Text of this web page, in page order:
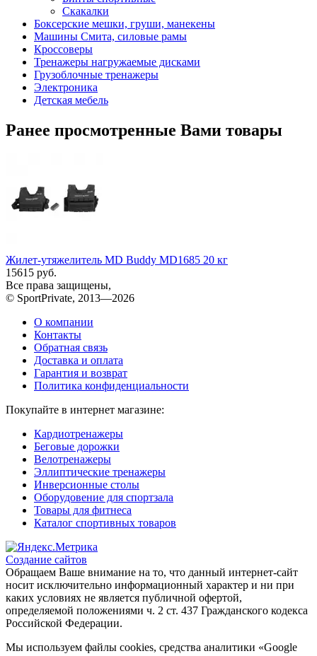
Скакалки
Боксерские мешки, груши, манекены
Машины Смита, силовые рамы
Кроссоверы
Тренажеры нагружаемые дисками
Грузоблочные тренажеры
Электроника
Детская мебель
Ранее просмотренные Вами товары
Жилет-утяжелитель MD Buddy MD1685 20 кг
15615 руб.
Все права защищены,
© SportPrivate, 2013—2026
О компании
Контакты
Обратная связь
Доставка и оплата
Гарантия и возврат
Политика конфиденциальности
Покупайте в интернет магазине:
Кардиотренажеры
Беговые дорожки
Велотренажеры
Эллиптические тренажеры
Инверсионные столы
Оборудовение для спортзала
Товары для фитнеса
Каталог спортивных товаров
Создание сайтов
Обращаем Ваше внимание на то, что данный интернет-сайт
носит исключительно информационный характер и ни при
каких условиях не является публичной офертой,
определяемой положениями ч. 2 ст. 437 Гражданского кодекса
Российской Федерации.
Мы используем файлы cookies, средства аналитики «Google